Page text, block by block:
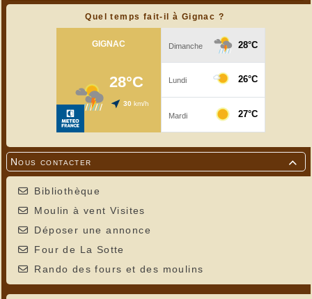
Quel temps fait-il à Gignac ?

Nous contacter
Bibliothèque
Moulin à vent Visites
Déposer une annonce
Four de La Sotte
Rando des fours et des moulins